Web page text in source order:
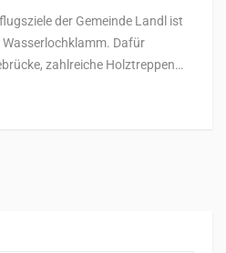
der Gemeinde Landl ist
Dafür
zahlreiche Holztreppen…